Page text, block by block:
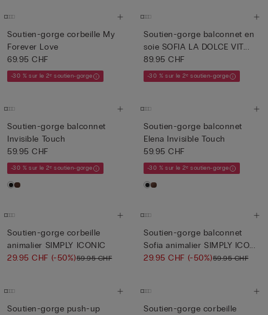
Soutien-gorge corbeille My
Forever Love
69.95 CHF
-30 % sur le 2ᵉ soutien-gorge
Soutien-gorge balconnet en
soie SOFIA LA DOLCE VIT...
89.95 CHF
-30 % sur le 2ᵉ soutien-gorge
Soutien-gorge balconnet
Invisible Touch
59.95 CHF
-30 % sur le 2ᵉ soutien-gorge
Soutien-gorge balconnet
Elena Invisible Touch
59.95 CHF
-30 % sur le 2ᵉ soutien-gorge
Soutien-gorge corbeille
animalier SIMPLY ICONIC
29.95 CHF (-50%)59.95 CHF
Soutien-gorge balconnet
Sofia animalier SIMPLY ICO...
29.95 CHF (-50%)59.95 CHF
Soutien-gorge push-up
Soutien-gorge corbeille